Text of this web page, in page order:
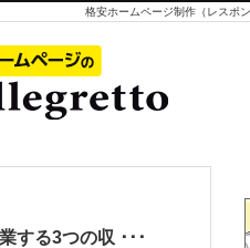
格安ホームページ制作（レスポ
する3つの収 ･･･